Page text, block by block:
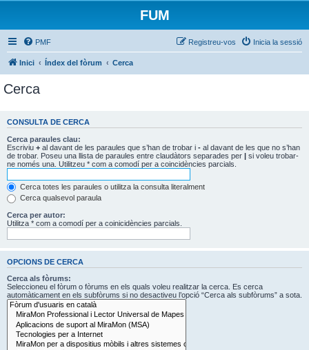
FUM
PMF Inicia la sessió
Registreu-vos
Inici Índex del fòrum Cerca
Cerca
CONSULTA DE CERCA
Cerca paraules clau:
Escriviu + al davant de les paraules que s’han de trobar i - al davant de les que no s’han
de trobar. Poseu una llista de paraules entre claudàtors separades per | si voleu trobar-
ne només una. Utilitzeu * com a comodí per a coincidències parcials.
Cerca totes les paraules o utilitza la consulta literalment
Cerca qualsevol paraula
Cerca per autor:
Utilitza * com a comodí per a coinicidències parcials.
OPCIONS DE CERCA
Cerca als fòrums:
Seleccioneu el fòrum o fòrums en els quals voleu realitzar la cerca. Es cerca
automàticament en els subfòrums si no desactiveu l’opció “Cerca als subfòrums” a sota.